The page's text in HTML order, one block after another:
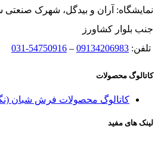
نمایشگاه: آران و بیدگل، شهرک صنعتی
جنب بلوار کشاورز
تلفن: 09134206983
–
54750916-031
کاتالوگ محصولات
کاتالوگ محصولات فرش شبان
لینک های مفید